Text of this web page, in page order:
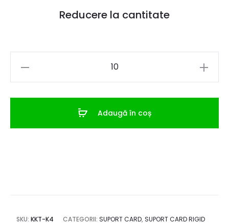
Reducere la cantitate
Adaugă în coș
SKU: KKT-K4 CATEGORII: SUPORT CARD, SUPORT CARD RIGID